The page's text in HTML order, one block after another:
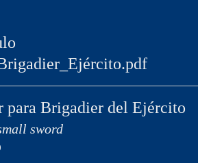
para Brigadier del Ejército
sword